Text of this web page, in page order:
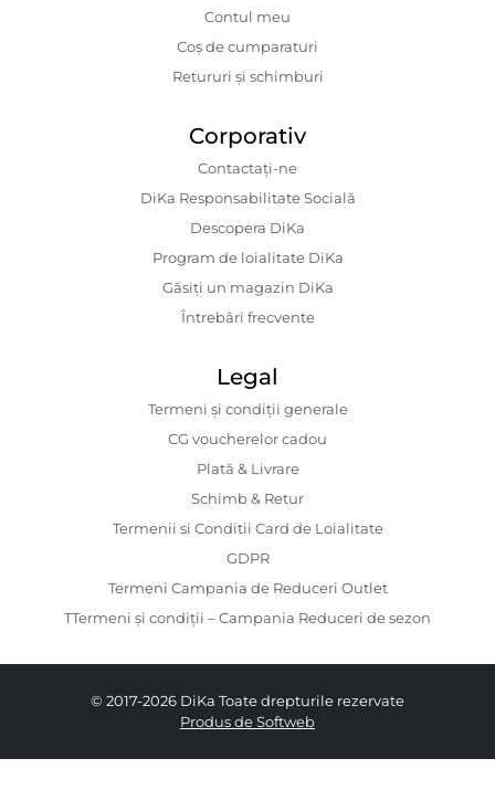
Contul meu
Coș de cumparaturi
Retururi și schimburi
Corporativ
Contactaţi-ne
DiKa Responsabilitate Socială
Descopera DiKa
Program de loialitate DiKa
Găsiți un magazin DiKa
Întrebări frecvente
Legal
Termeni și condiții generale
CG voucherelor cadou
Plată & Livrare
Schimb & Retur
Termenii si Conditii Card de Loialitate
GDPR
Termeni Campania de Reduceri Outlet
TTermeni și condiții – Campania Reduceri de sezon
© 2017-2026 DiKa Toate drepturile rezervate
Produs de Softweb